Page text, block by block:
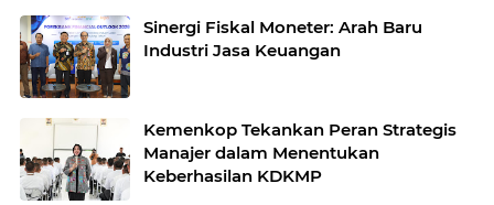
Sinergi Fiskal Moneter: Arah Baru
Industri Jasa Keuangan
Kemenkop Tekankan Peran Strategis
Manajer dalam Menentukan
Keberhasilan KDKMP